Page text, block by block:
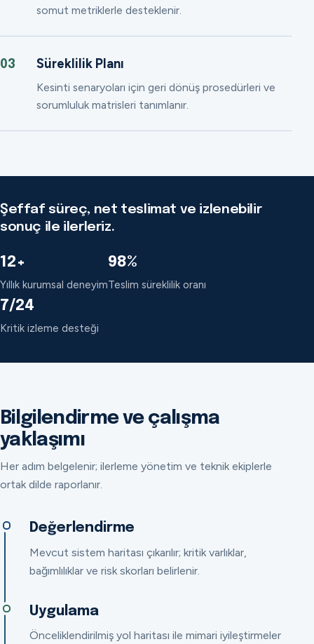
somut metriklerle desteklenir.
03 Süreklilik Planı
Kesinti senaryoları için geri dönüş prosedürleri ve
sorumluluk matrisleri tanımlanır.
Şeffaf süreç, net teslimat ve izlenebilir
sonuç ile ilerleriz.
12+
Yıllık kurumsal deneyim
98%
Teslim süreklilik oranı
7/24
Kritik izleme desteği
Bilgilendirme ve çalışma
yaklaşımı
Her adım belgelenir; ilerleme yönetim ve teknik ekiplerle
ortak dilde raporlanır.
Değerlendirme
Mevcut sistem haritası çıkarılır; kritik varlıklar,
bağımlılıklar ve risk skorları belirlenir.
Uygulama
Önceliklendirilmiş yol haritası ile mimari iyileştirmeler